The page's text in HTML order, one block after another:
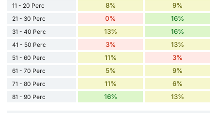
11 - 20 Perc 8% 9%
21 - 30 Perc 0% 16%
31 - 40 Perc 13% 16%
41 - 50 Perc 3% 13%
51 - 60 Perc 11% 3%
61 - 70 Perc 5% 9%
71 - 80 Perc 11% 6%
81 - 90 Perc 16% 13%